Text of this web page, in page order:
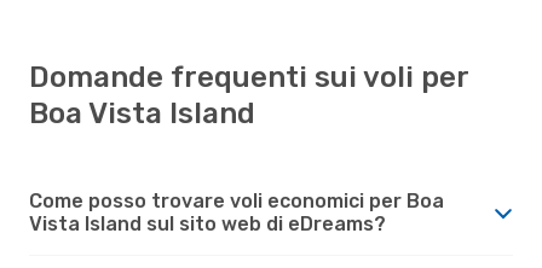
Domande frequenti sui voli per
Boa Vista Island
Come posso trovare voli economici per Boa
Vista Island sul sito web di eDreams?